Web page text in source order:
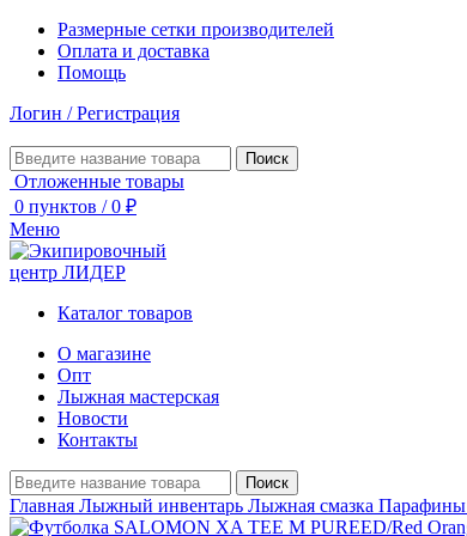
Размерные сетки производителей
Оплата и доставка
Помощь
Логин / Регистрация
Поиск
Отложенные товары
0 пунктов / 0 ₽
Меню
Каталог товаров
О магазине
Опт
Лыжная мастерская
Новости
Контакты
Поиск
Главная Лыжный инвентарь Лыжная смазка Парафины